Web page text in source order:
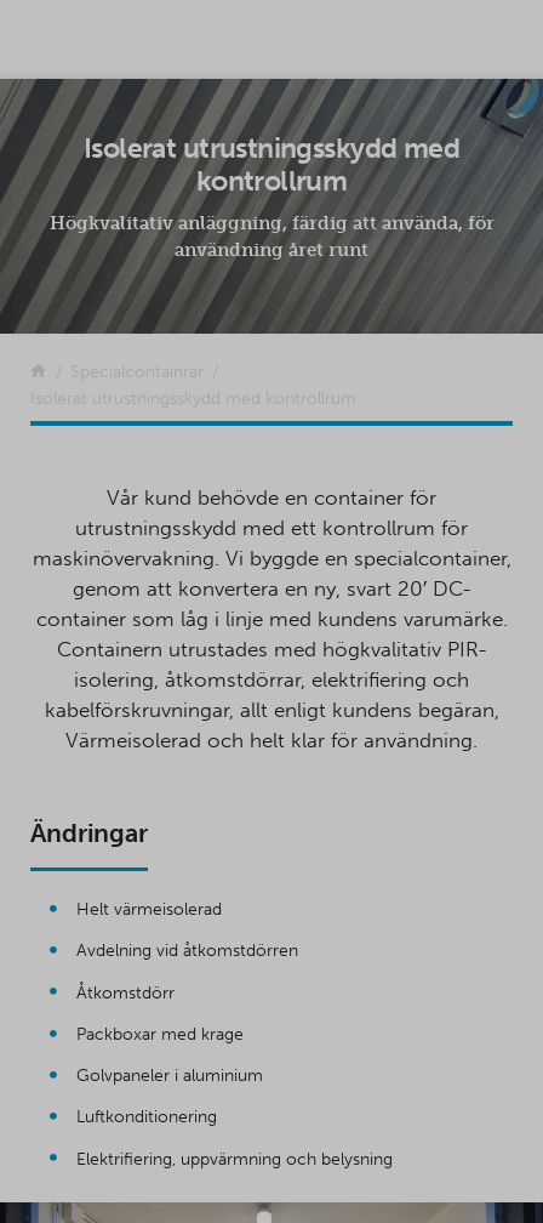
SKIP TO CONTENT
Isolerat utrustningsskydd med
kontrollrum
Högkvalitativ anläggning, färdig att använda, för
användning året runt
Tillbaka
Specialcontainrar
Isolerat utrustningsskydd med kontrollrum
Vår kund behövde en container för
utrustningsskydd med ett kontrollrum för
maskinövervakning. Vi byggde en specialcontainer,
genom att konvertera en ny, svart 20′ DC-
container som låg i linje med kundens varumärke.
Containern utrustades med högkvalitativ PIR-
isolering, åtkomstdörrar, elektrifiering och
kabelförskruvningar, allt enligt kundens begäran,
Värmeisolerad och helt klar för användning.
Ändringar
Helt värmeisolerad
Avdelning vid åtkomstdörren
Åtkomstdörr
Packboxar med krage
Golvpaneler i aluminium
Luftkonditionering
Elektrifiering, uppvärmning och belysning